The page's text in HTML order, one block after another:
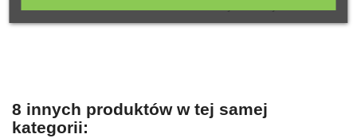
8 innych produktów w tej samej
kategorii: